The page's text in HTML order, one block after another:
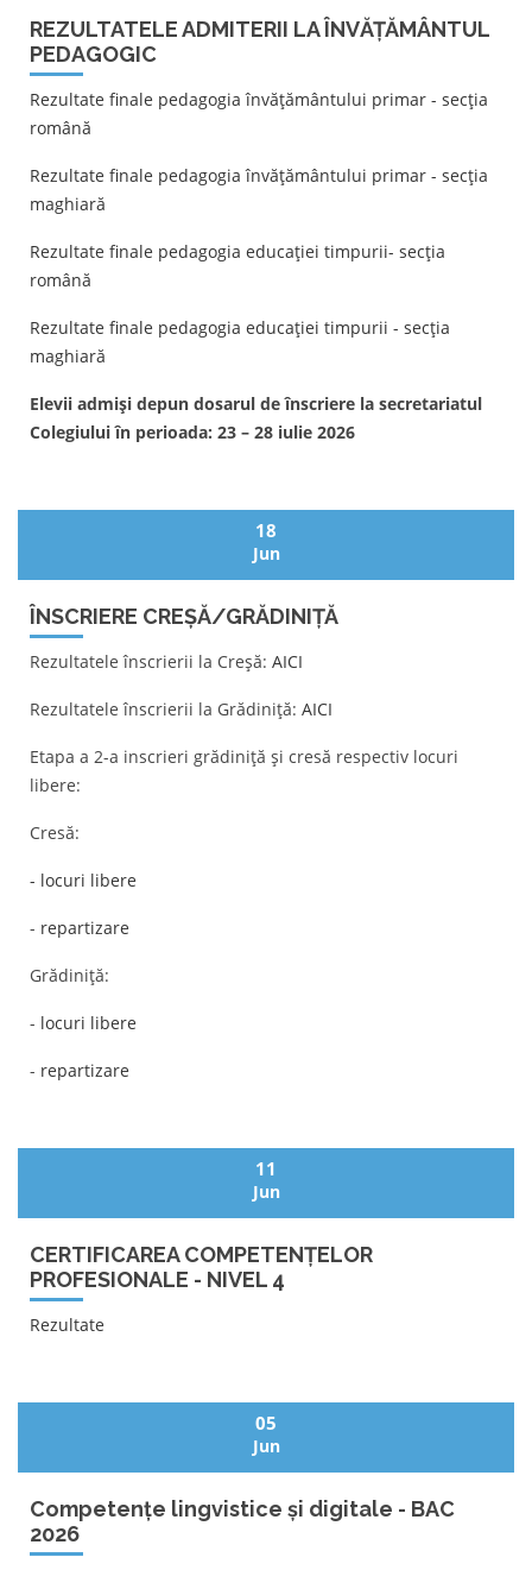
REZULTATELE ADMITERII LA ÎNVĂȚĂMÂNTUL
PEDAGOGIC
Rezultate finale pedagogia învățământului primar - secția
română
Rezultate finale pedagogia învățământului primar - secția
maghiară
Rezultate finale pedagogia educației timpurii- secția
română
Rezultate finale pedagogia educației timpurii - secția
maghiară
Elevii admiși depun dosarul de înscriere la secretariatul
Colegiului în perioada: 23 – 28 iulie 2026
18
Jun
ÎNSCRIERE CREȘĂ/GRĂDINIȚĂ
Rezultatele înscrierii la Creșă: AICI
Rezultatele înscrierii la Grădiniță: AICI
Etapa a 2-a inscrieri grădiniță și cresă respectiv locuri
libere:
Cresă:
- locuri libere
- repartizare
Grădiniță:
- locuri libere
- repartizare
11
Jun
CERTIFICAREA COMPETENȚELOR
PROFESIONALE - NIVEL 4
Rezultate
05
Jun
Competențe lingvistice și digitale - BAC
2026